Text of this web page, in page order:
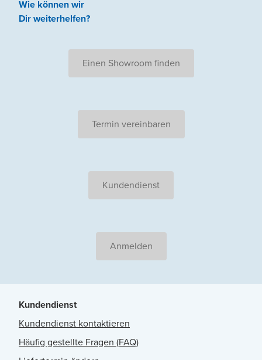
Wie können wir
Dir weiterhelfen?
Einen Showroom finden
Termin vereinbaren
Kundendienst
Anmelden
Kundendienst
Kundendienst kontaktieren
Häufig gestellte Fragen (FAQ)